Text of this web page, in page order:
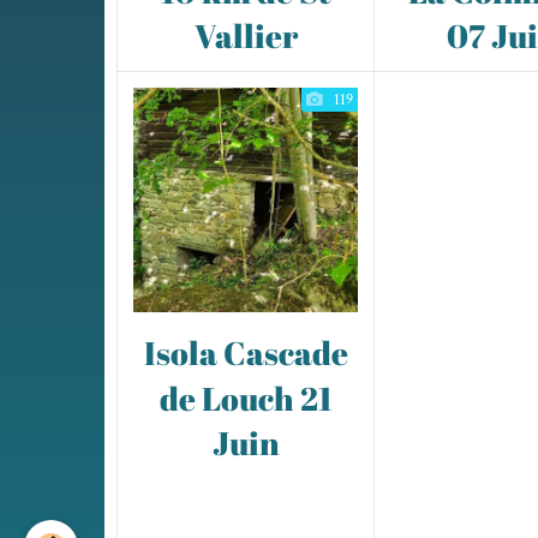
Vallier
07
119
Isola Cascade
de Louch 21
Juin